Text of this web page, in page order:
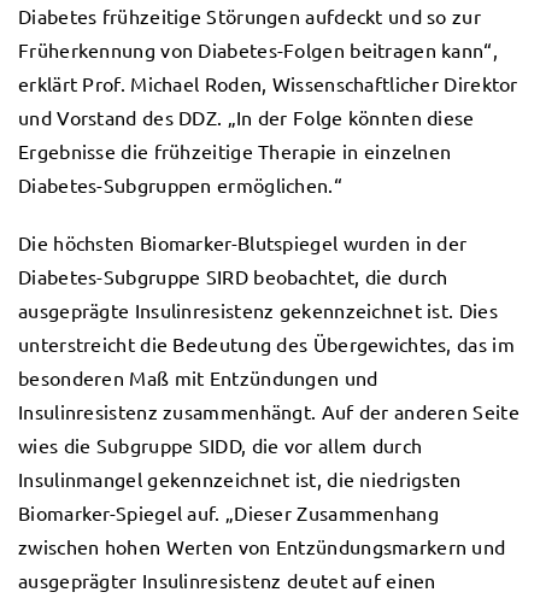
Diabetes frühzeitige Störungen aufdeckt und so zur
Früherkennung von Diabetes-Folgen beitragen kann“,
erklärt Prof. Michael Roden, Wissenschaftlicher Direktor
und Vorstand des DDZ. „In der Folge könnten diese
Ergebnisse die frühzeitige Therapie in einzelnen
Diabetes-Subgruppen ermöglichen.“
Die höchsten Biomarker-Blutspiegel wurden in der
Diabetes-Subgruppe SIRD beobachtet, die durch
ausgeprägte Insulinresistenz gekennzeichnet ist. Dies
unterstreicht die Bedeutung des Übergewichtes, das im
besonderen Maß mit Entzündungen und
Insulinresistenz zusammenhängt. Auf der anderen Seite
wies die Subgruppe SIDD, die vor allem durch
Insulinmangel gekennzeichnet ist, die niedrigsten
Biomarker-Spiegel auf. „Dieser Zusammenhang
zwischen hohen Werten von Entzündungsmarkern und
ausgeprägter Insulinresistenz deutet auf einen